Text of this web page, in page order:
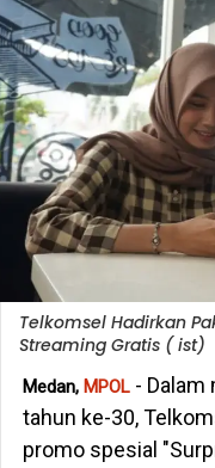
Telkomsel Hadirkan
Streaming Gratis ( ist)
Medan, MPOL- Dalam
tahun ke-30,
promo spesial